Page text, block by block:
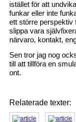
istället för att
funkar eller inte
ett större perspektiv
slippa vara
närvaro, kontakt,
Sen tror jag nog
till att tillföra en
ont.
Relaterade texter: